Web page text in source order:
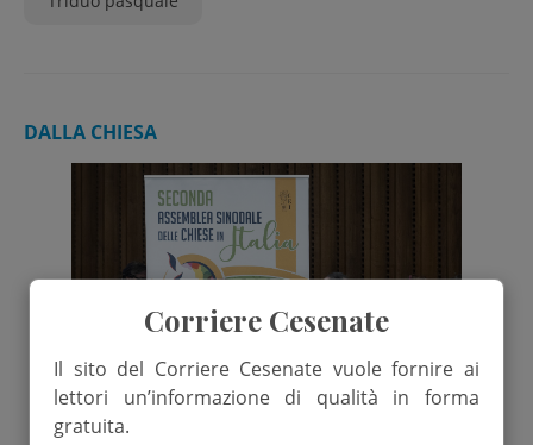
DALLA CHIESA
Corriere Cesenate
Il sito del Corriere Cesenate vuole fornire ai
lettori un’informazione di qualità in forma
gratuita.